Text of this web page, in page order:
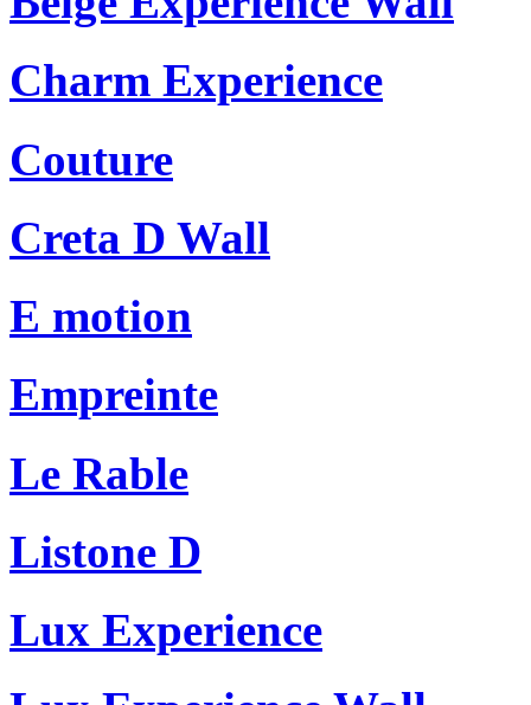
Charm Experience
Couture
Creta D Wall
E motion
Empreinte
Le Rable
Listone D
Lux Experience